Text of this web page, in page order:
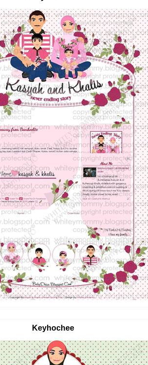
Keyhochee